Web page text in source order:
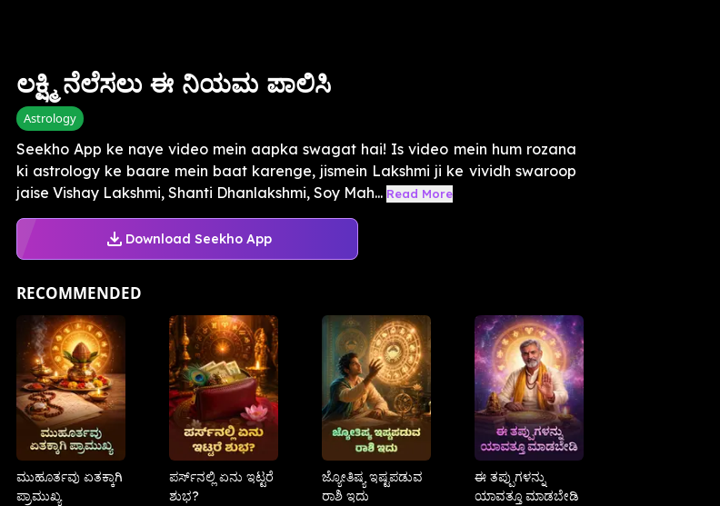
ಲಕ್ಷ್ಮಿ ನೆಲೆಸಲು ಈ ನಿಯಮ ಪಾಲಿಸಿ
Astrology
Seekho App ke naye video mein aapka swagat hai! Is video mein hum rozana
ki astrology ke baare mein baat karenge, jismein Lakshmi ji ke vividh swaroop
jaise Vishay Lakshmi, Shanti Dhanlakshmi, Soy Mah... Read More
Download Seekho App
RECOMMENDED
ಮುಹೂರ್ತವು ಏತಕ್ಕಾಗಿ
ಪ್ರಾಮುಖ್ಯ
ಪರ್ಸ್‌ನಲ್ಲಿ ಏನು ಇಟ್ಟರೆ
ಶುಭ?
ಜ್ಯೋತಿಷ್ಯ ಇಷ್ಟಪಡುವ
ರಾಶಿ ಇದು
ಈ ತಪ್ಪುಗಳನ್ನು
ಯಾವತ್ತೂ ಮಾಡಬೇಡಿ